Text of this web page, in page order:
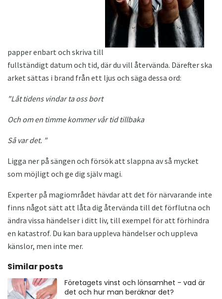
papper enbart och skriva till
fullständigt datum och tid, där du vill återvända. Därefter ska
arket sättas i brand från ett ljus och säga dessa ord:
"Låt tidens vindar ta oss bort
Och om en timme kommer vår tid tillbaka
Så var det. "
Ligga ner på sängen och försök att slappna av så mycket
som möjligt och ge dig själv magi.
Experter på magiområdet hävdar att det för närvarande inte
finns något sätt att låta dig återvända till det förflutna och
ändra vissa händelser i ditt liv, till exempel för att förhindra
en katastrof. Du kan bara uppleva händelser och uppleva
känslor, men inte mer.
Similar posts
Företagets vinst och lönsamhet - vad är
det och hur man beräknar det?